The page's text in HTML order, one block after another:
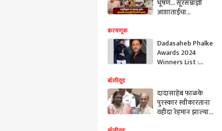
भूषण... सूरसम्राज्ञी
आशाताईंचा
सिनेक्षेत्रातही दबदबा
करमणूक
Dadasaheb Phalke
Awards 2024
Winners List :
सर्वोत्कृष्ट खलनायक,
पाहा संपूर्ण यादी
बॉलीवूड
दादासाहेब फाळके
पुरस्कार स्वीकारताना
वहीदा रेहमान झाल्या